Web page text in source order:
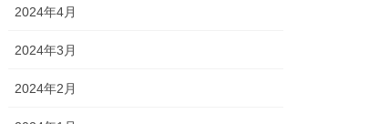
2024年4月
2024年3月
2024年2月